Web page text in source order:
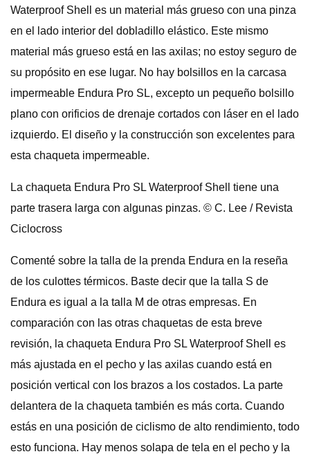
Waterproof Shell es un material más grueso con una pinza
en el lado interior del dobladillo elástico. Este mismo
material más grueso está en las axilas; no estoy seguro de
su propósito en ese lugar. No hay bolsillos en la carcasa
impermeable Endura Pro SL, excepto un pequeño bolsillo
plano con orificios de drenaje cortados con láser en el lado
izquierdo. El diseño y la construcción son excelentes para
esta chaqueta impermeable.
La chaqueta Endura Pro SL Waterproof Shell tiene una
parte trasera larga con algunas pinzas. © C. Lee / Revista
Ciclocross
Comenté sobre la talla de la prenda Endura en la reseña
de los culottes térmicos. Baste decir que la talla S de
Endura es igual a la talla M de otras empresas. En
comparación con las otras chaquetas de esta breve
revisión, la chaqueta Endura Pro SL Waterproof Shell es
más ajustada en el pecho y las axilas cuando está en
posición vertical con los brazos a los costados. La parte
delantera de la chaqueta también es más corta. Cuando
estás en una posición de ciclismo de alto rendimiento, todo
esto funciona. Hay menos solapa de tela en el pecho y la